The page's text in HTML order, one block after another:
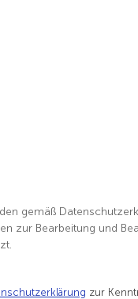
gemäß
zur Bearbeitung und
zur